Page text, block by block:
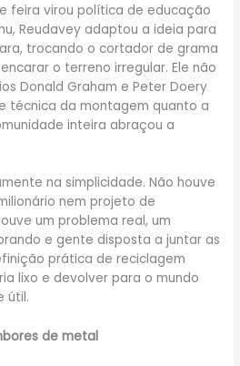
feira virou política de educação
Reudavey adaptou a ideia para
trocando o cortador de grama
o terreno irregular. Ele não
Donald Graham e Peter Doery
técnica da montagem quanto a
inteira abraçou a
na simplicidade. Não houve
nem projeto de
um problema real, um
e gente disposta a juntar as
prática de reciclagem
lixo e devolver para o mundo
útil.
de metal